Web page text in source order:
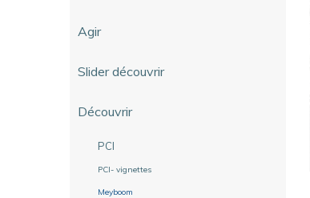
Agir
Slider découvrir
Découvrir
PCI
PCI- vignettes
Meyboom